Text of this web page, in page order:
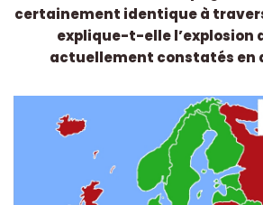
certainement identique à
explique-t-elle l’explosion
actuellement constatés en